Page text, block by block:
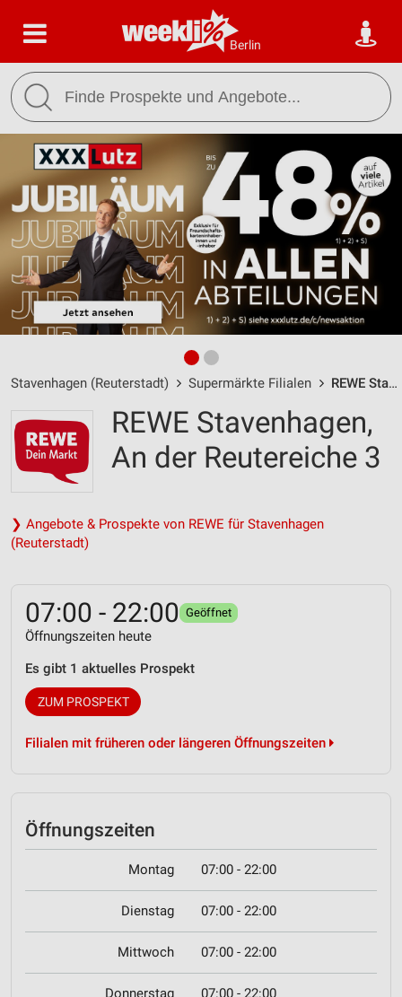
Berlin
Stavenhagen (Reuterstadt) Supermärkte Filialen REWE Stavenhagen / An der Reutereiche 3 - Öffnungszeiten & Adresse
REWE Stavenhagen,
An der Reutereiche 3
❯ Angebote & Prospekte von REWE für Stavenhagen
(Reuterstadt)
07:00 - 22:00 Geöffnet
Öffnungszeiten heute
Es gibt 1 aktuelles Prospekt
ZUM PROSPEKT
Filialen mit früheren oder längeren Öffnungszeiten
Öffnungszeiten
Montag 07:00 - 22:00
Dienstag 07:00 - 22:00
Mittwoch 07:00 - 22:00
Donnerstag 07:00 - 22:00